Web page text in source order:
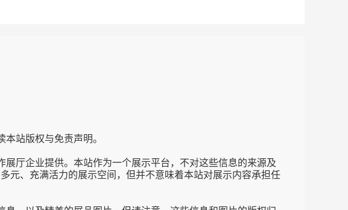
站版权与免责声明。
厅企业提供。本站作为一个展示平台，不对这些信息的来源及
元、充满活力的展示空间，但并不意味着本站对展示内容承担任